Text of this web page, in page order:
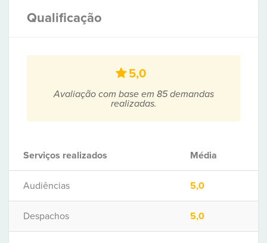
Qualificação
5,0
Avaliação com base em 85 demandas
realizadas.
Serviços realizados Média
Audiências 5,0
Despachos 5,0